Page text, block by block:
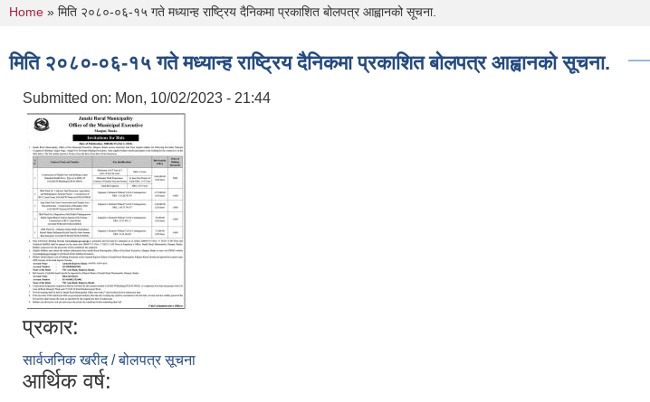
You are here
Home » मिति २०८०-०६-१५ गते मध्यान्ह राष्ट्रिय दैनिकमा प्रकाशित बोलपत्र आह्वानको सूचना.
मिति २०८०-०६-१५ गते मध्यान्ह राष्ट्रिय दैनिकमा प्रकाशित बोलपत्र आह्वानको सूचना.
Submitted on: Mon, 10/02/2023 - 21:44
प्रकार:
सार्वजनिक खरीद / बोलपत्र सूचना
आर्थिक वर्ष: